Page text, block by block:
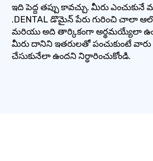
ఇది పెద్ద తప్పు కావచ్చు. మీరు ఎంచుకునే
.DENTAL డొమైన్ పేరు గురించి చాలా
మరియు అది తార్కికంగా అర్థమయ్యేలా
మీరు దానిని ఇతరులతో పంచుకుంటే వారు
చేసుకునేలా ఉందని నిర్ధారించుకోండి.